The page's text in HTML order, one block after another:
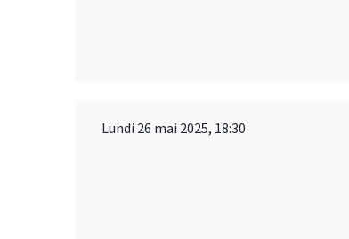
Lundi 26 mai 2025, 18:30